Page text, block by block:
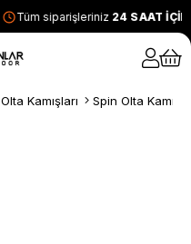
Tüm siparişleriniz24 SAAT
Olta Kamışları Spin Olta